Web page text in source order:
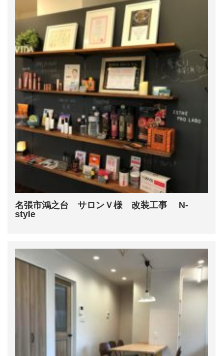
名張市鴻之台 サロンＶ様 改装工事 N-
style